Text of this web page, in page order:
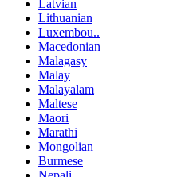
Latvian
Lithuanian
Luxembou..
Macedonian
Malagasy
Malay
Malayalam
Maltese
Maori
Marathi
Mongolian
Burmese